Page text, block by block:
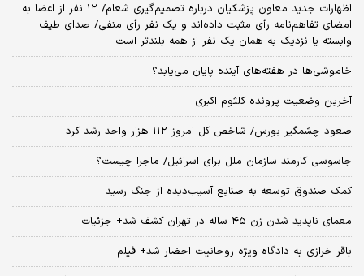
اظهارات جدید معاون پزشکیان درباره تصمیم‌گیری شعام/ ۱۲ نفر از اعضا به
امضای تفاهم‌نامه رأی مثبت داده‌اند و یک نفر رأی منفی/ صدای طیف
وابسته یا نزدیک به همان یک نفر از همه بلندتر است
خاموشی‌ها در هفته‌های آینده پایان می‌یابد؟
آخرین وضعیت پرونده کلثوم اکبری
صعود چشمگیر بورس/ شاخص کل امروز ۱۱۲ هزار واحد رشد کرد
جاسوسی کارمند سازمان ملل برای اسرائیل/ ماجرا چیست؟
کمک صندوق توسعه به صنایع آسیب‌دیده از جنگ رسید
معمای ناپدید شدن زن ۴۵ ساله در تهران کشف شد+ جزئیات
باقر خرازی به دادگاه ویژه روحانیت احضار شد+ فیلم